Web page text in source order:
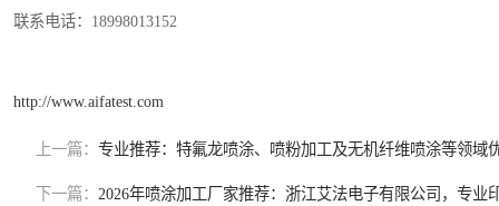
联系电话：18998013152
http://www.aifatest.com
上一篇： 专业推荐：特氟龙喷涂、喷粉加工及无机纤维喷涂等领域
下一篇： 2026年喷涂加工厂家推荐：浙江艾法电子有限公司，专业